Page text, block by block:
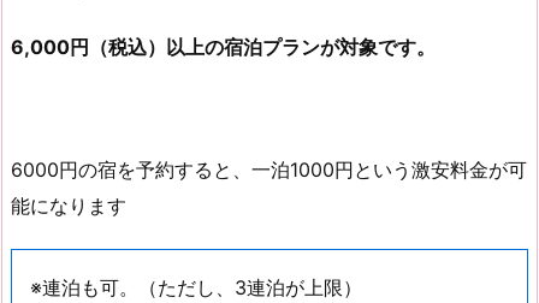
6,000円（税込）以上の宿泊プランが対象です。
6000円の宿を予約すると、一泊1000円という激安料金が可
能になります
※連泊も可。（ただし、3連泊が上限）